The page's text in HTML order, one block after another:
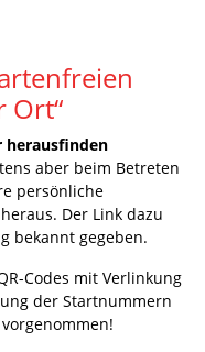
Ort“
herausfinden
aber beim Betreten
persönliche
Der Link dazu
bekannt gegeben.
Codes mit Verlinkung
der Startnummern